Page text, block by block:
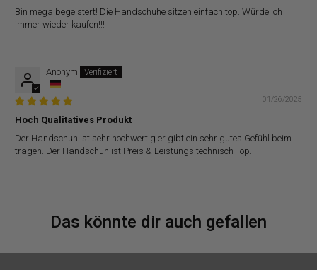
Bin mega begeistert! Die Handschuhe sitzen einfach top. Würde ich
immer wieder kaufen!!!
Anonym
01/26/2025
Hoch Qualitatives Produkt
Der Handschuh ist sehr hochwertig er gibt ein sehr gutes Gefühl beim
tragen. Der Handschuh ist Preis & Leistungs technisch Top.
Das könnte dir auch gefallen